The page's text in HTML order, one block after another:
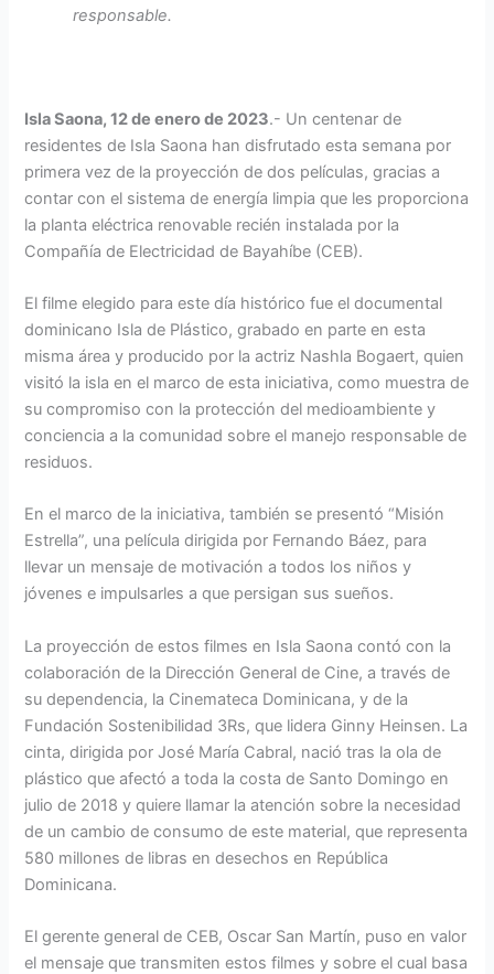
responsable.
Isla Saona, 12 de enero de 2023.- Un centenar de
residentes de Isla Saona han disfrutado esta semana por
primera vez de la proyección de dos películas, gracias a
contar con el sistema de energía limpia que les proporciona
la planta eléctrica renovable recién instalada por la
Compañía de Electricidad de Bayahíbe (CEB).
El filme elegido para este día histórico fue el documental
dominicano Isla de Plástico, grabado en parte en esta
misma área y producido por la actriz Nashla Bogaert, quien
visitó la isla en el marco de esta iniciativa, como muestra de
su compromiso con la protección del medioambiente y
conciencia a la comunidad sobre el manejo responsable de
residuos.
En el marco de la iniciativa, también se presentó “Misión
Estrella”, una película dirigida por Fernando Báez, para
llevar un mensaje de motivación a todos los niños y
jóvenes e impulsarles a que persigan sus sueños.
La proyección de estos filmes en Isla Saona contó con la
colaboración de la Dirección General de Cine, a través de
su dependencia, la Cinemateca Dominicana, y de la
Fundación Sostenibilidad 3Rs, que lidera Ginny Heinsen. La
cinta, dirigida por José María Cabral, nació tras la ola de
plástico que afectó a toda la costa de Santo Domingo en
julio de 2018 y quiere llamar la atención sobre la necesidad
de un cambio de consumo de este material, que representa
580 millones de libras en desechos en República
Dominicana.
El gerente general de CEB, Oscar San Martín, puso en valor
el mensaje que transmiten estos filmes y sobre el cual basa